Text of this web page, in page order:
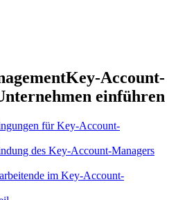
Key-Account-
einführen
für Key-Account-
des Key-Account-Managers
im Key-Account-